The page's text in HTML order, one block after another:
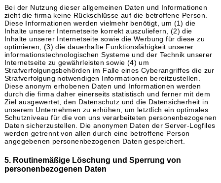
Bei der Nutzung dieser allgemeinen Daten und Informationen
zieht die firma keine Rückschlüsse auf die betroffene Person.
Diese Informationen werden vielmehr benötigt, um (1) die
Inhalte unserer Internetseite korrekt auszuliefern, (2) die
Inhalte unserer Internetseite sowie die Werbung für diese zu
optimieren, (3) die dauerhafte Funktionsfähigkeit unserer
informationstechnologischen Systeme und der Technik unserer
Internetseite zu gewährleisten sowie (4) um
Strafverfolgungsbehörden im Falle eines Cyberangriffes die zur
Strafverfolgung notwendigen Informationen bereitzustellen.
Diese anonym erhobenen Daten und Informationen werden
durch die firma daher einerseits statistisch und ferner mit dem
Ziel ausgewertet, den Datenschutz und die Datensicherheit in
unserem Unternehmen zu erhöhen, um letztlich ein optimales
Schutzniveau für die von uns verarbeiteten personenbezogenen
Daten sicherzustellen. Die anonymen Daten der Server-Logfiles
werden getrennt von allen durch eine betroffene Person
angegebenen personenbezogenen Daten gespeichert.
5. Routinemäßige Löschung und Sperrung von
personenbezogenen Daten